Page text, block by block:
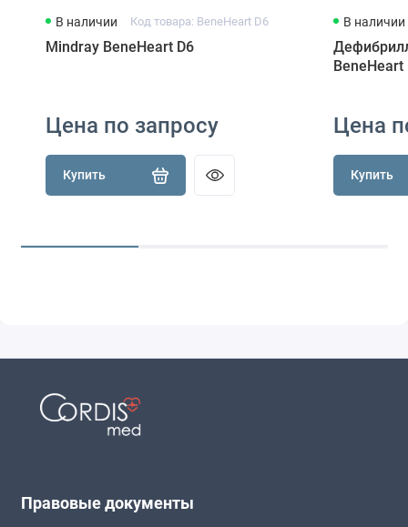
В наличии Код товара: BeneHeart D6
Mindray BeneHeart D6
Цена по запросу
Купить
В наличии
BeneHeart
Цена
Купить
Правовые документы